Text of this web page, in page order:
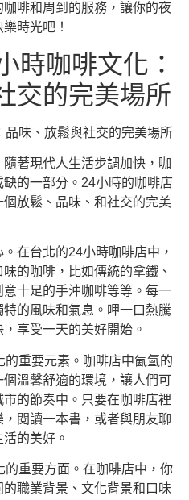
啡和周到的服務，讓你的夜
時光吧！
時咖啡文化：
交的完美場所
味、放鬆與社交的完美場所
著現代人生活步調加快，咖
的一部分。24小時的咖啡店
放鬆、品味、和社交的完美
在台北的24小時咖啡店中，
的咖啡，比如傳統的拿鐵、
十足的手沖咖啡等等。每一
的風味和氣息。呷一口熱騰
享受一天的美好開始。
重要元素。咖啡店中氤氳的
溫馨舒適的環境，讓人們可
的節奏中。只要在咖啡店裡
閱讀一本書，或者與朋友聊
的美好。
重要方面。在咖啡店中，你
職業背景、文化背景和口味